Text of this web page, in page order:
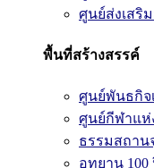
ศูนย์ส่งเสริ
พื้นที่สร้างสรรค์
ศูนย์พันธกิจ
ศูนย์กีฬาแห่
ธรรมสถา
อุทยาน 100